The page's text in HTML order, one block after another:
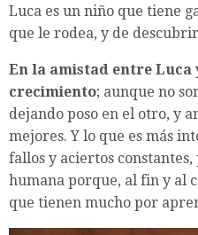
Luca es un niño que tiene
que le rodea, y de
En la amistad entre Luca
crecimiento; aunque no
dejando poso en el otro, y
mejores. Y lo que es más
fallos y aciertos
humana porque, al fin y al
que tienen mucho por